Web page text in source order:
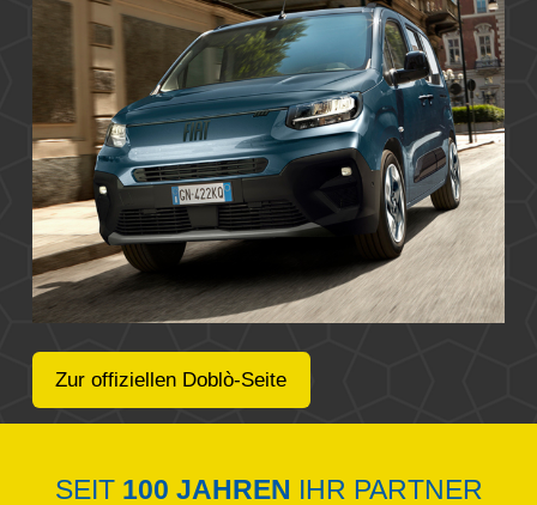
Zur offiziellen Doblò-Seite
SEIT 100 JAHREN IHR PARTNER